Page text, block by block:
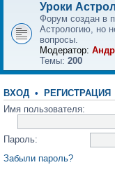
Уроки
Форум создан в
Астрологию, но
вопросы.
Модератор:
Темы: 200
ВХОД • РЕГИСТРАЦИЯ
Имя пользователя:
Пароль:
Забыли пароль?